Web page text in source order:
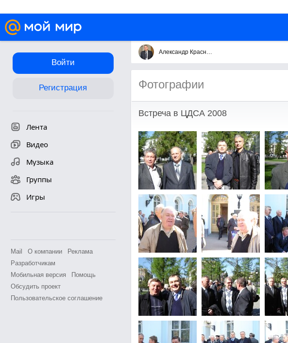
Войти
Регистрация
Лента
Видео
Музыка
Группы
Игры
Mail О компании
Реклама
Разработчикам
Мобильная версия
Помощь
Обсудить проект
Пользовательское соглашение
Александр Краснянский
Фотографии
Встреча в ЦДСА 2008